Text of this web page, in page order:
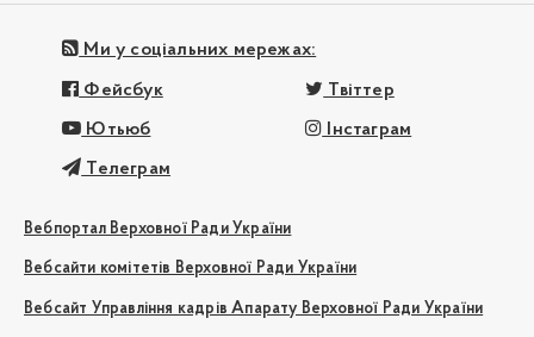
Ми у соціальних мережах:
Фейсбук Твіттер
Ютьюб Інстаграм
Телеграм
Вебпортал Верховної Ради України
Вебсайти комітетів Верховної Ради України
Вебсайт Управління кадрів Апарату Верховної Ради України